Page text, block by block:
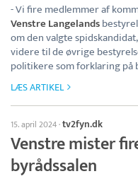
- Vi fire medlemmer af
Venstre Langelands
om den valgte
videre til de øvrige
politikere som forklaring på
LÆS ARTIKEL
15. april 2024·tv2fyn.dk
Venstre mister
byrådssalen